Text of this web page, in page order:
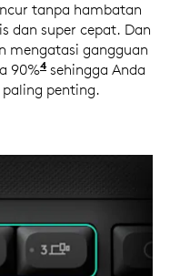
tanpa hambatan
dan super cepat. Dan
mengatasi gangguan
90%4Suara klik
sehingga Anda
penting.